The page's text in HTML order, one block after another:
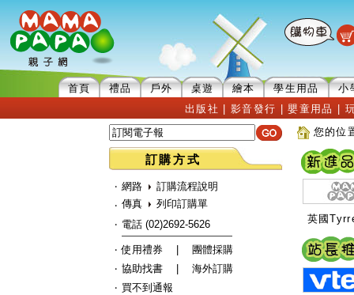
首頁 禮品 戶外 桌遊 繪本 學生用品
小
出版社
影音發行 |嬰童用品
訂購方式
‧ 網路
訂購流程說明
‧ 傳真
列印訂購單
‧ 電話 (02)2692-5626
‧ 使用禮券
團體採購
‧ 協助找書
海外訂購
‧ 買不到通報
您的位
英國